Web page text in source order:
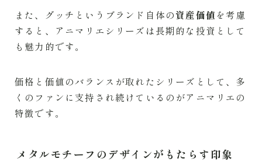
また、グッチというブランド自体の資産価値 を考慮
すると、アニマリエシリーズは長期的な投資として
も魅力的です。
価格と価値のバランスが取れたシリーズとして、多
くのファンに支持され続けているのがアニマリエの
特徴です。
メタルモチーフのデザインがもたらす印象